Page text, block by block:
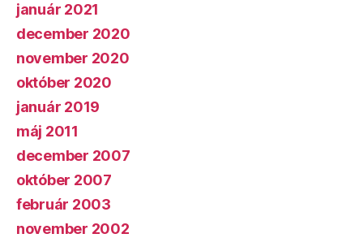
január 2021
december 2020
november 2020
október 2020
január 2019
máj 2011
december 2007
október 2007
február 2003
november 2002